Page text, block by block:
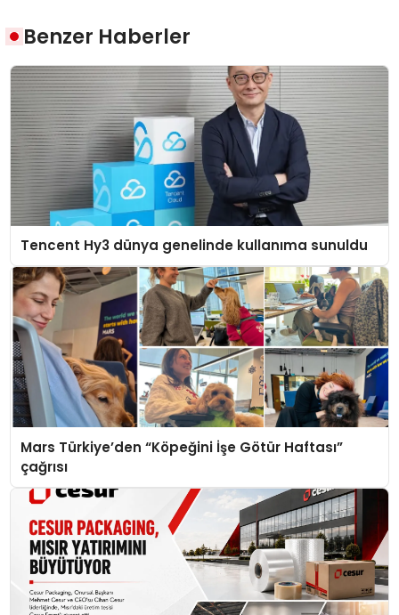
Benzer Haberler
Tencent Hy3 dünya genelinde kullanıma sunuldu
Mars Türkiye’den “Köpeğini İşe Götür Haftası”
çağrısı